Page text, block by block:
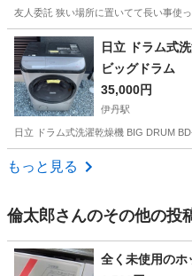
友人委託 狭い場所に置いてて長い事使
兵庫 芦屋市 打出駅 家電
日立 ドラム式
ビッグドラム
35,000円
伊丹駅
日立 ドラム式洗濯乾燥機 BIG DRUM
兵庫 伊丹市
もっと見る
倫太郎さんのその他の投
全く未使用のホ